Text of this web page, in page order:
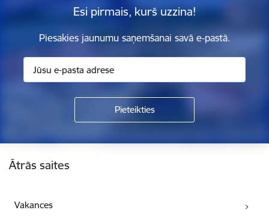
Esi pirmais, kurš uzzina!
Piesakies jaunumu saņemšanai savā e-pastā.
Ātrās saites
Vakances